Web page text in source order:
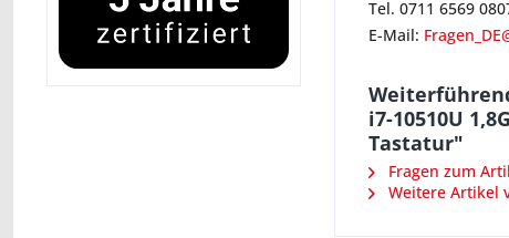
Tel. 0711 6569
E-Mail:
i7-10510U
Tastatur"
Fragen zum
Weitere Artikel